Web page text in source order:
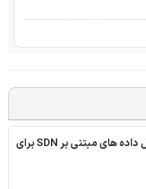
ترجمه مقاله امنیت انتقال داده های مبتنی بر SDN برای